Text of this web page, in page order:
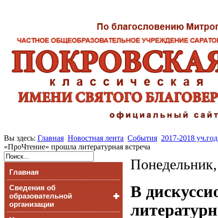
Вы здесь: Главная Новостная лента События 2017-2018 уч.год
«ПроЧтение» прошла литературная встреча
Главная
Сведения об
образовательной
организации
В